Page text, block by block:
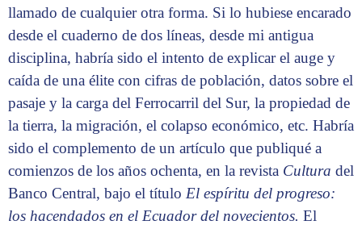
llamado de cualquier otra forma. Si lo hubiese encarado
desde el cuaderno de dos líneas, desde mi antigua
disciplina, habría sido el intento de explicar el auge y
caída de una élite con cifras de población, datos sobre el
pasaje y la carga del Ferrocarril del Sur, la propiedad de
la tierra, la migración, el colapso económico, etc. Habría
sido el complemento de un artículo que publiqué a
comienzos de los años ochenta, en la revista Cultura del
Banco Central, bajo el título El espíritu del progreso:
los hacendados en el Ecuador del novecientos. El